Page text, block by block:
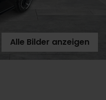
Alle Bilder anzeigen